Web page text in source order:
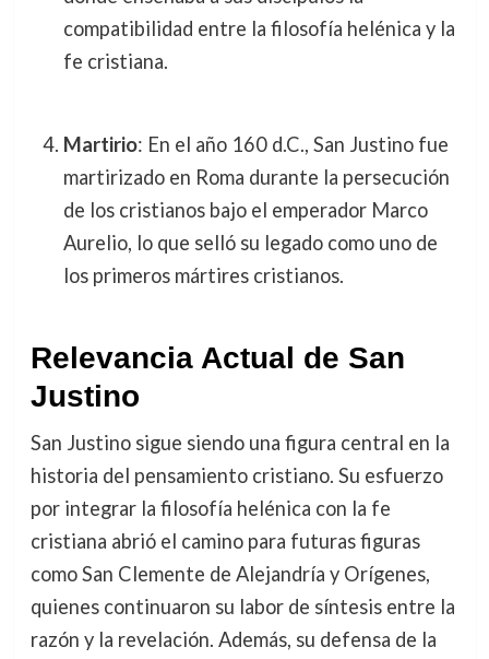
compatibilidad entre la filosofía helénica y la
fe cristiana.
Martirio: En el año 160 d.C., San Justino fue
martirizado en Roma durante la persecución
de los cristianos bajo el emperador Marco
Aurelio, lo que selló su legado como uno de
los primeros mártires cristianos.
Relevancia Actual de San
Justino
San Justino sigue siendo una figura central en la
historia del pensamiento cristiano. Su esfuerzo
por integrar la filosofía helénica con la fe
cristiana abrió el camino para futuras figuras
como San Clemente de Alejandría y Orígenes,
quienes continuaron su labor de síntesis entre la
razón y la revelación. Además, su defensa de la